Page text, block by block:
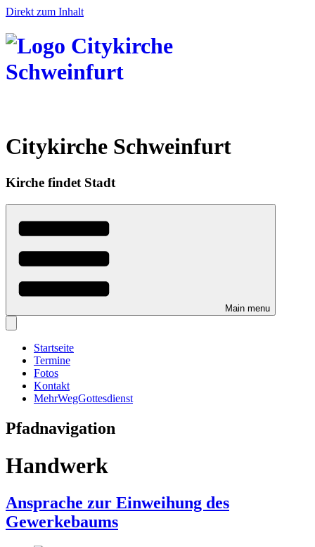
Direkt zum Inhalt
Citykirche Schweinfurt
Kirche findet Stadt
Main menu
Startseite
Termine
Fotos
Kontakt
MehrWegGottesdienst
Pfadnavigation
Handwerk
Ansprache zur Einweihung des
Gewerkebaums